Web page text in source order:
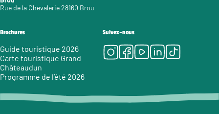
Rue de la Chevalerie 28160 Brou
Brochures
Guide touristique 2026
Carte touristique Grand
Châteaudun
Programme de l’été 2026
Suivez-nous
Instagram
Facebook
Youtube
LinkedIn
Tiktok